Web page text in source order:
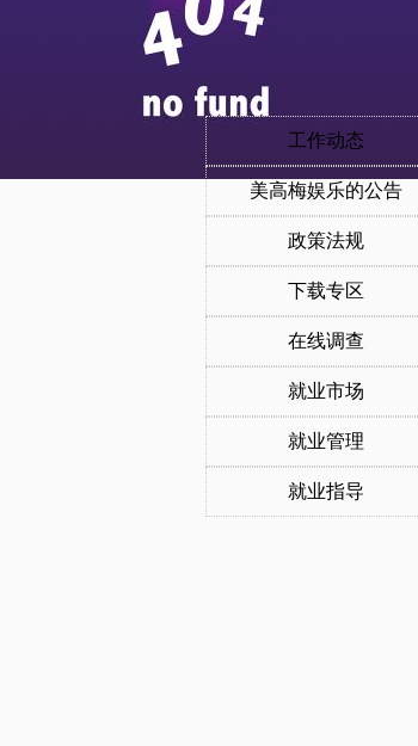
工作动态
美高梅娱乐的公告
政策法规
下载专区
在线调查
就业市场
就业管理
就业指导